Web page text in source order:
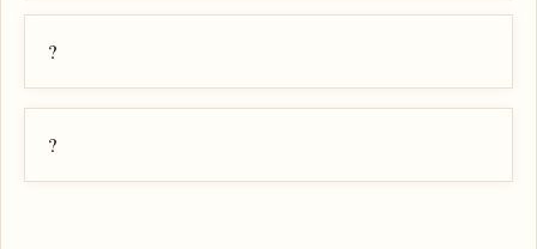
?
?